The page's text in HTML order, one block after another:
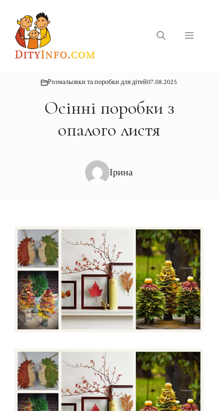
вмісту
Меню
Розмальовки та поробки для дітей07.08.2025
Осінні поробки з
опалого листя
Ірина